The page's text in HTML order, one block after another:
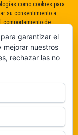
como cookies para
su consentimiento a
comportamiento de
características y
garantizar el
mejorar nuestros
rechazar las no